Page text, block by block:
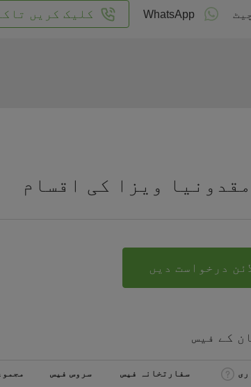
WhatsApp کلیک کریں
مقدونیا ویزا کی اقسام
درخواست دیں
کے فیس
سفارتخانہ فیس سروس فیس